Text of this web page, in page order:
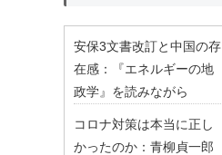
安保3文書改訂と中国の存
在感：『エネルギーの地
政学』を読みながら
コロナ対策は本当に正し
かったのか：青柳貞一郎